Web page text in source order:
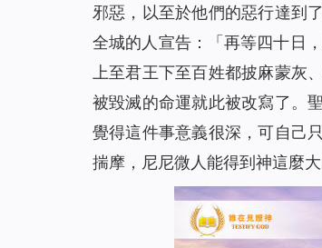
邪惡，以至於他們的惡行達到
全城的人宣告：「再等四十日
上至君王下至百姓都披麻蒙灰
被毀滅的命運就此被改寫了。
覺得這件事意義很深，可自己
揣摩，尼尼微人能得到神這麼